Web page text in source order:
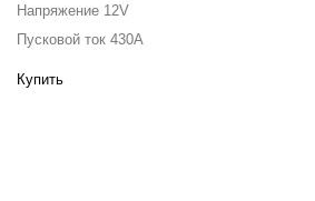
Напряжение 12V
Пусковой ток 430A
Купить